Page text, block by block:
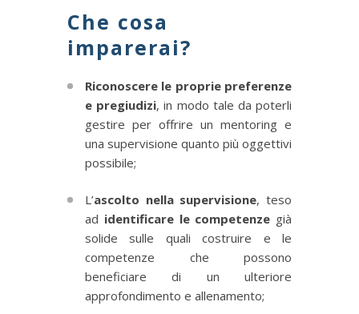
Che cosa
imparerai?
Riconoscere le proprie preferenze
e pregiudizi, in modo tale da poterli
gestire per offrire un mentoring e
una supervisione quanto più oggettivi
possibile;
L’ascolto nella supervisione, teso
ad identificare le competenze già
solide sulle quali costruire e le
competenze che possono
beneficiare di un ulteriore
approfondimento e allenamento;